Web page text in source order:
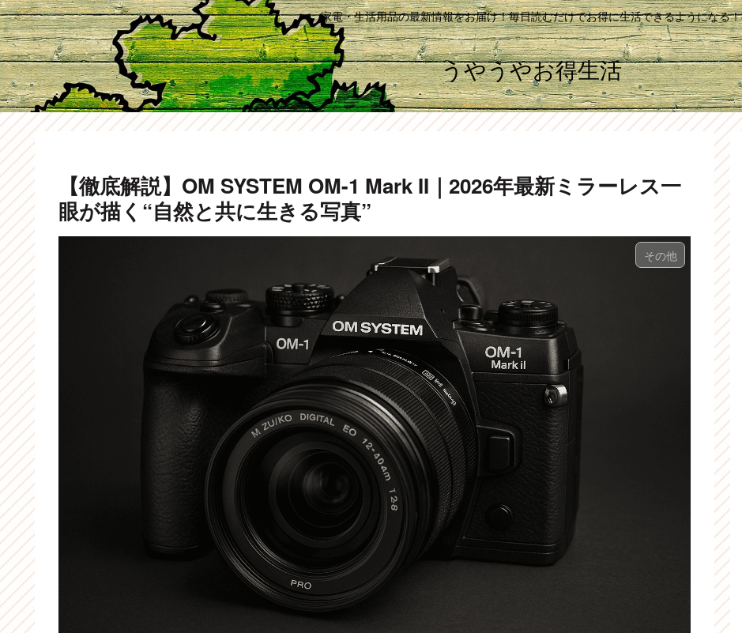
家電・生活用品の最新情報をお届け！毎日読むだけでお得に生活できるようになる！
うやうやお得生活
【徹底解説】OM SYSTEM OM-1 Mark II｜2026年最新ミラーレス一
眼が描く“自然と共に生きる写真”
その他